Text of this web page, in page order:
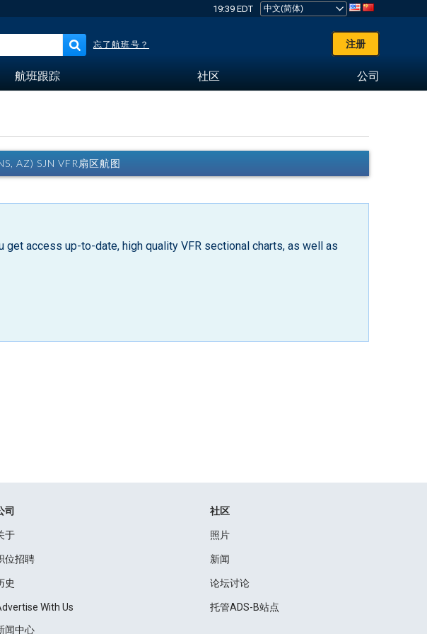
19:39 EDT
忘了航班号？ 注册
航班跟踪 社区 公司
AZ) SJN VFR扇区航图
access up-to-date, high quality VFR sectional charts, as well as
司
于
位招聘
史
With Us
闻中心
社区
照片
新闻
论坛讨论
托管ADS-B站点